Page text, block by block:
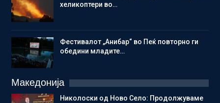
хеликоптери во…
Фестивалот „Анибар“ во Пеќ повторно ги
обедини младите…
Македонија
Николоски од Ново Село: Продолжуваме